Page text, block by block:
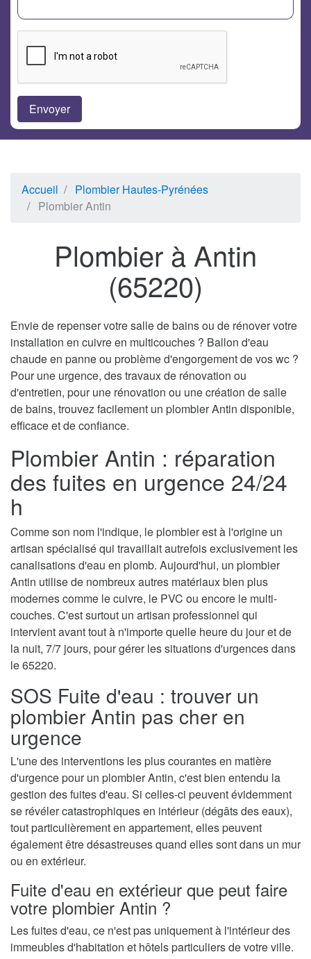
Accueil
Plombier Hautes-Pyrénées
Plombier Antin
Plombier à Antin
(65220)
Envie de repenser votre salle de bains ou de rénover votre
installation en cuivre en multicouches ? Ballon d'eau
chaude en panne ou problème d'engorgement de vos wc ?
Pour une urgence, des travaux de rénovation ou
d'entretien, pour une rénovation ou une création de salle
de bains, trouvez facilement un plombier Antin disponible,
efficace et de confiance.
Plombier Antin : réparation
des fuites en urgence 24/24
h
Comme son nom l'indique, le plombier est à l'origine un
artisan spécialisé qui travaillait autrefois exclusivement les
canalisations d'eau en plomb. Aujourd'hui, un plombier
Antin utilise de nombreux autres matériaux bien plus
modernes comme le cuivre, le PVC ou encore le multi-
couches. C'est surtout un artisan professionnel qui
intervient avant tout à n'importe quelle heure du jour et de
la nuit, 7/7 jours, pour gérer les situations d'urgences dans
le 65220.
SOS Fuite d'eau : trouver un
plombier Antin pas cher en
urgence
L'une des interventions les plus courantes en matière
d'urgence pour un plombier Antin, c'est bien entendu la
gestion des fuites d'eau. Si celles-ci peuvent évidemment
se révéler catastrophiques en intérieur (dégâts des eaux),
tout particulièrement en appartement, elles peuvent
également être désastreuses quand elles sont dans un mur
ou en extérieur.
Fuite d'eau en extérieur que peut faire
votre plombier Antin ?
Les fuites d'eau, ce n'est pas uniquement à l'intérieur des
immeubles d'habitation et hôtels particuliers de votre ville.